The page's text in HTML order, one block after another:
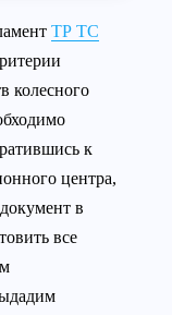
ТР ТС
колесного
к
центра,
в
все